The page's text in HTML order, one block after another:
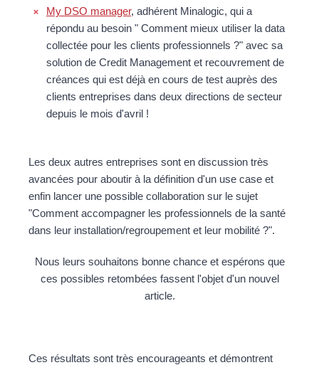
My DSO manager, adhérent Minalogic, qui a
répondu au besoin " Comment mieux utiliser la data
collectée pour les clients professionnels ?" avec sa
solution de Credit Management et recouvrement de
créances qui est déjà en cours de test auprès des
clients entreprises dans deux directions de secteur
depuis le mois d'avril !
Les deux autres entreprises sont en discussion très
avancées pour aboutir à la définition d'un use case et
enfin lancer une possible collaboration sur le sujet
"Comment accompagner les professionnels de la santé
dans leur installation/regroupement et leur mobilité ?".
Nous leurs souhaitons bonne chance et espérons que
ces possibles retombées fassent l'objet d'un nouvel
article.
Ces résultats sont très encourageants et démontrent